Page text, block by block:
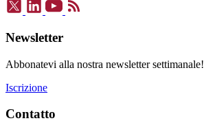
Newsletter
Abbonatevi alla nostra newsletter settimanale!
Iscrizione
Contatto